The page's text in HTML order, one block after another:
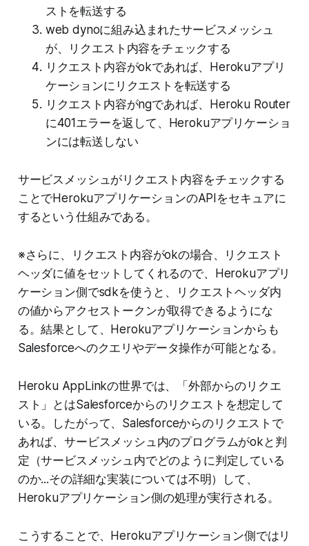
ストを転送する
web dynoに組み込まれたサービスメッシュ
が、リクエスト内容をチェックする
リクエスト内容がokであれば、Herokuアプリ
ケーションにリクエストを転送する
リクエスト内容がngであれば、Heroku Router
に401エラーを返して、Herokuアプリケーショ
ンには転送しない
サービスメッシュがリクエスト内容をチェックする
ことでHerokuアプリケーションのAPIをセキュアに
するという仕組みである。
※さらに、リクエスト内容がokの場合、リクエスト
ヘッダに値をセットしてくれるので、Herokuアプリ
ケーション側でsdkを使うと、リクエストヘッダ内
の値からアクセストークンが取得できるようにな
る。結果として、Herokuアプリケーションからも
Salesforceへのクエリやデータ操作が可能となる。
Heroku AppLinkの世界では、「外部からのリクエ
スト」とはSalesforceからのリクエストを想定して
いる。したがって、Salesforceからのリクエストで
あれば、サービスメッシュ内のプログラムがokと判
定（サービスメッシュ内でどのように判定している
のか...その詳細な実装については不明）して、
Herokuアプリケーション側の処理が実行される。
こうすることで、Herokuアプリケーション側ではリ